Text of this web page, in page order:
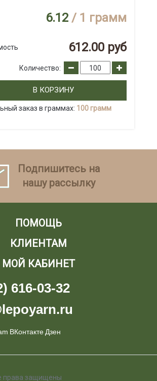
6.12 / 1 грамм
612.00 руб
Количество:
В КОРЗИНУ
заказ в граммах: 100 грамм
Подпишитесь на
нашу рассылку
ПОМОЩЬ
КЛИЕНТАМ
МОЙ КАБИНЕТ
616-03-32
ВКонтактеДзен
права защищены